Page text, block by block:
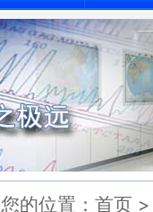
您的位置： 首页